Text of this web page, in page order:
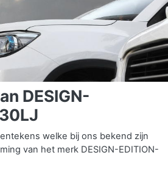
DESIGN-
welke bij ons bekend zijn
van het merk DESIGN-EDITION-